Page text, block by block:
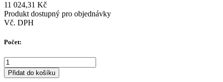
11 024,31 Kč
Produkt dostupný pro objednávky
Vč. DPH
Počet:
Přidat do košíku